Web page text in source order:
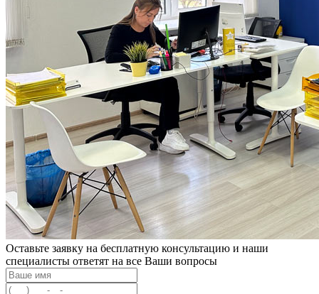
Оставьте заявку на бесплатную консультацию и наши
специалисты ответят на все Ваши вопросы